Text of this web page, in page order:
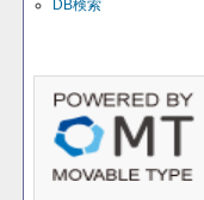
DB検索